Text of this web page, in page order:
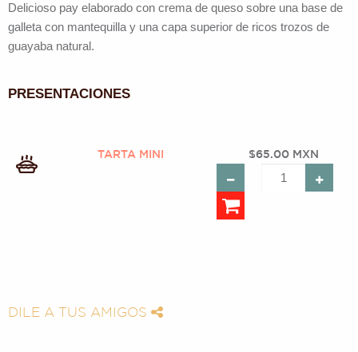
Delicioso pay elaborado con crema de queso sobre una base de
galleta con mantequilla y una capa superior de ricos trozos de
guayaba natural.
PRESENTACIONES
TARTA MINI $65.00 MXN
DILE A TUS AMIGOS